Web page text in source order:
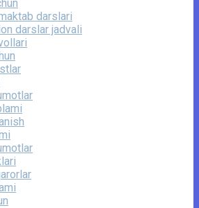
darslari
darslar jadvali